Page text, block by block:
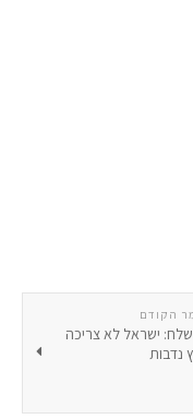
הקודם
ישראל לא צריכה
נדבות